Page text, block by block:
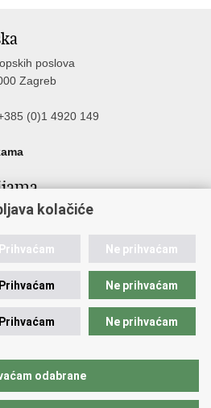
poslova
Zagreb
(0)1 4920 149
službe vanjskih poslova
kolačiće
Prihvaćam Ne prihvaćam
Prihvaćam Ne prihvaćam
Prihvaćam Ne prihvaćam
odabrane